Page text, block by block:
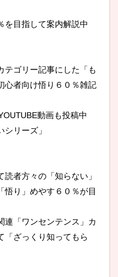
を目指して案内解説中
テゴリー記事にした「も
者向け悟り６０％雑記
動画も投稿中
リーズ」
読者方々の「知らない」
悟り」めやす６０％が目
連「ワンセンテンス」カ
「ざっくり知ってもら